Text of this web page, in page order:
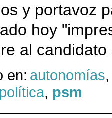
y portavoz
hoy
al
en: autonomías
política, psm